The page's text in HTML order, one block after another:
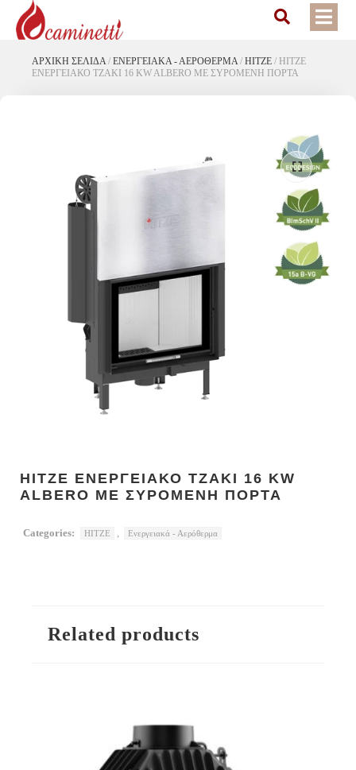
ΑΡΧΙΚΉ ΣΕΛΊΔΑ / ΕΝΕΡΓΕΙΑΚΆ - ΑΕΡΌΘΕΡΜΑ / HITZE / HITZE
ΕΝΕΡΓΕΙΑΚΟ ΤΖΑΚΙ 16 KW ALBERO ΜΕ ΣΥΡΟΜΕΝΗ ΠΟΡΤΑ
HITZE ΕΝΕΡΓΕΙΑΚΟ ΤΖΑΚΙ 16 KW
ALBERO ΜΕ ΣΥΡΟΜΕΝΗ ΠΟΡΤΑ
Categories: HITZE , Ενεργειακά - Αερόθερμα
Related products